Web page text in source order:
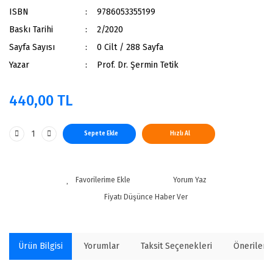
ISBN
9786053355199
Baskı Tarihi
2/2020
Sayfa Sayısı
0 Cilt / 288 Sayfa
Yazar
Prof. Dr. Şermin Tetik
440,00 TL
Sepete Ekle Hızlı Al
Yorum Yaz
Fiyatı Düşünce Haber Ver
Ürün Bilgisi Yorumlar Taksit Seçenekleri